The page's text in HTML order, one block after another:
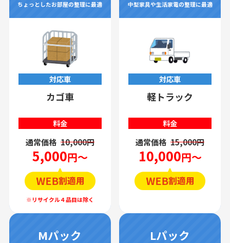
ちょっとしたお部屋の整理に最適
対応車
カゴ車
料金
通常価格 10,000円
5,000円～
中型家具や生活家電の整理に最適
対応車
軽トラック
料金
通常価格 15,000円
10,000円～
Mパック Lパック